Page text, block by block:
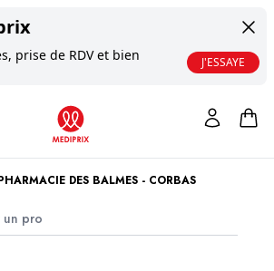
prise de RDV et bien
J'ESSAYE
DES BALMES - CORBAS